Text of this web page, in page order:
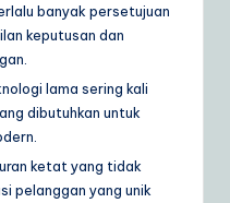
banyak persetujuan
keputusan dan
lama sering kali
dibutuhkan untuk
ketat yang tidak
pelanggan yang unik